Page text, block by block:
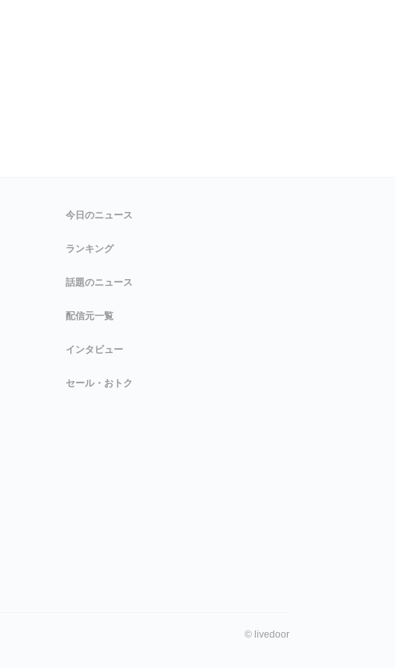
今日のニュース
ランキング
話題のニュース
配信元一覧
インタビュー
セール・おトク
© livedoor